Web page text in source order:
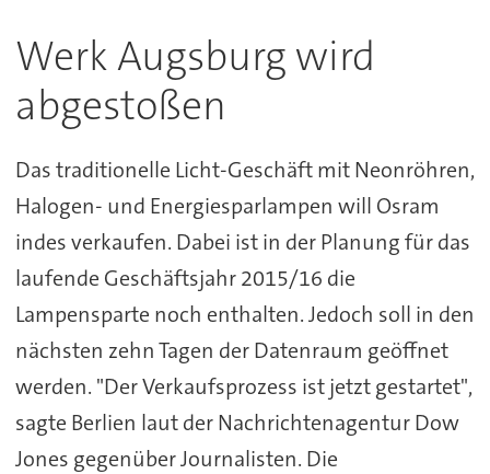
Werk Augsburg wird
abgestoßen
Das traditionelle Licht-Geschäft mit Neonröhren,
Halogen- und Energiesparlampen will Osram
indes verkaufen. Dabei ist in der Planung für das
laufende Geschäftsjahr 2015/16 die
Lampensparte noch enthalten. Jedoch soll in den
nächsten zehn Tagen der Datenraum geöffnet
werden. "Der Verkaufsprozess ist jetzt gestartet",
sagte Berlien laut der Nachrichtenagentur Dow
Jones gegenüber Journalisten. Die